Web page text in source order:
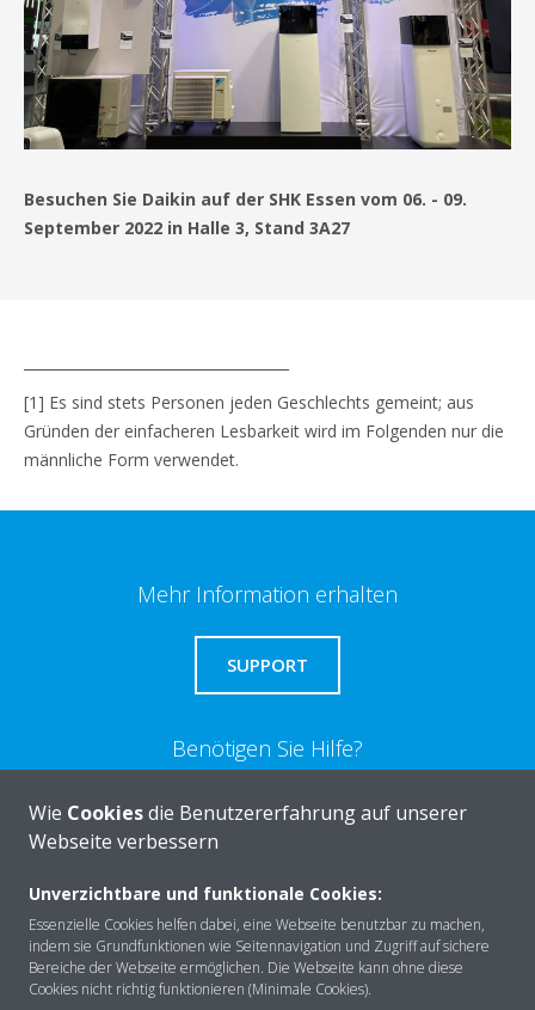
Besuchen Sie Daikin auf der SHK Essen vom 06. - 09.
September 2022 in Halle 3, Stand 3A27
[1] Es sind stets Personen jeden Geschlechts gemeint; aus
Gründen der einfacheren Lesbarkeit wird im Folgenden nur die
männliche Form verwendet.
Mehr Information erhalten
SUPPORT
Benötigen Sie Hilfe?
KONTAKTIEREN SIE UNS
Über DAIKIN
Wie Cookiesdie Benutzererfahrung auf unserer
Webseite verbessern
Unverzichtbare und funktionale Cookies:
Essenzielle Cookies helfen dabei, eine Webseite benutzbar zu machen,
indem sie Grundfunktionen wie Seitennavigation und Zugriff auf sichere
Bereiche der Webseite ermöglichen. Die Webseite kann ohne diese
Cookies nicht richtig funktionieren (Minimale Cookies).